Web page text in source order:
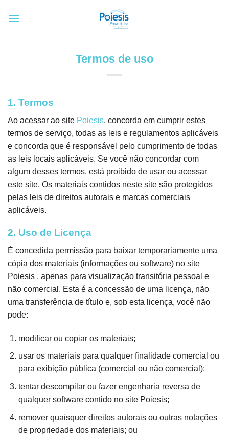
Termos de uso
1. Termos
Ao acessar ao site Poiesis, concorda em cumprir estes
termos de serviço, todas as leis e regulamentos aplicáveis ​​
e concorda que é responsável pelo cumprimento de todas
as leis locais aplicáveis. Se você não concordar com
algum desses termos, está proibido de usar ou acessar
este site. Os materiais contidos neste site são protegidos
pelas leis de direitos autorais e marcas comerciais
aplicáveis.
2. Uso de Licença
É concedida permissão para baixar temporariamente uma
cópia dos materiais (informações ou software) no site
Poiesis , apenas para visualização transitória pessoal e
não comercial. Esta é a concessão de uma licença, não
uma transferência de título e, sob esta licença, você não
pode:
modificar ou copiar os materiais;
usar os materiais para qualquer finalidade comercial ou
para exibição pública (comercial ou não comercial);
tentar descompilar ou fazer engenharia reversa de
qualquer software contido no site Poiesis;
remover quaisquer direitos autorais ou outras notações
de propriedade dos materiais; ou